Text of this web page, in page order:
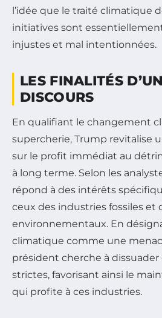
l’idée que le traité climatique
initiatives sont
injustes et mal intentionnées.
LES FINALITÉS
DISCOURS
En qualifiant le changement
supercherie, Trump revitalise
sur le profit immédiat au
à long terme. Selon les
répond à des intérêts
ceux des industries fossiles et
environnementaux. En
climatique comme une
président cherche à
strictes, favorisant ainsi le
qui profite à ces industries.